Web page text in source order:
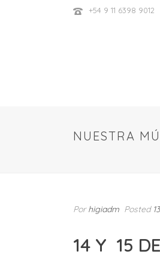
+54 9 11 6398 9012
NUESTRA
Porhigiadm Posted
14 Y 15